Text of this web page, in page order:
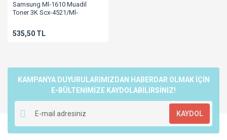
Samsung Ml-1610 Muadil
Toner 3K Scx-4521/Ml-
2571/Scx-4321
535,50 TL
KAMPANYA DUYURULARIMIZDAN HABERDAR OLMAK İÇİN
E-BÜLTENİMİZE KAYDOLABİLİRSİNİZ!
KAYDOL